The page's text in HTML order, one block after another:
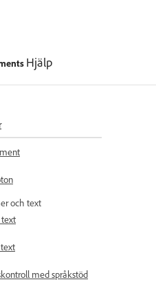
Hjälp
Compose
och text
med språkstöd